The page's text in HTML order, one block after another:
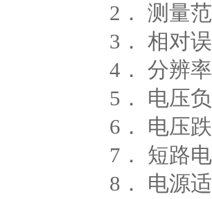
2． 测量
3． 相对
4． 分辨
5． 电压
6． 电压
7． 短路
8． 电源